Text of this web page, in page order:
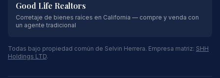
Good Life Realtors
Corretaje de bienes raíces en California — compre y venda con
un agente tradicional
Todas bajo propiedad común de Selvin Herrera. Empresa matriz: SHH
Holdings LTD.